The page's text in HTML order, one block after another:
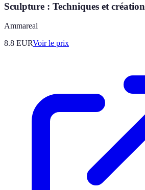
Sculpture : Techniques et création
Ammareal
8.8 EURVoir le prix